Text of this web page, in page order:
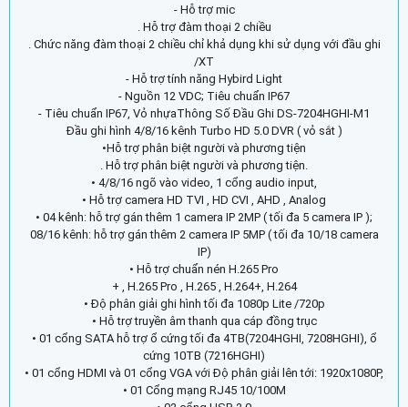
- Hỗ trợ mic
. Hỗ trợ đàm thoại 2 chiều
. Chức năng đàm thoại 2 chiều chỉ khả dụng khi sử dụng với đầu ghi
/XT
- Hỗ trợ tính năng Hybird Light
- Nguồn 12 VDC; Tiêu chuẩn IP67
- Tiêu chuẩn IP67, Vỏ nhựaThông Số Đầu Ghi DS-7204HGHI-M1
Đầu ghi hình 4/8/16 kênh Turbo HD 5.0 DVR ( vỏ sắt )
•Hỗ trợ phân biệt người và phương tiện
. Hỗ trợ phân biệt người và phương tiện.
• 4/8/16 ngõ vào video, 1 cổng audio input,
• Hỗ trợ camera HD TVI , HD CVI , AHD , Analog
• 04 kênh: hỗ trợ gán thêm 1 camera IP 2MP ( tối đa 5 camera IP );
08/16 kênh: hỗ trợ gán thêm 2 camera IP 5MP ( tối đa 10/18 camera
IP)
• Hỗ trợ chuẩn nén H.265 Pro
+ , H.265 Pro , H.265 , H.264+, H.264
• Độ phân giải ghi hình tối đa 1080p Lite /720p
• Hỗ trợ truyền âm thanh qua cáp đồng trục
• 01 cổng SATA hỗ trợ ổ cứng tối đa 4TB(7204HGHI, 7208HGHI), ổ
cứng 10TB (7216HGHI)
• 01 cổng HDMI và 01 cổng VGA với Độ phân giải lên tới: 1920x1080P,
• 01 Cổng mạng RJ45 10/100M